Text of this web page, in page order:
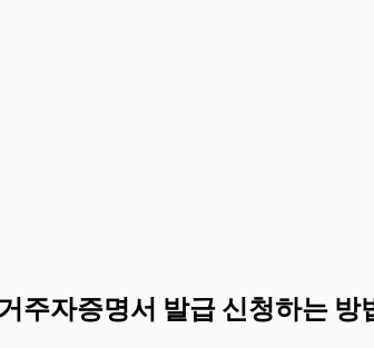
주자증명서 발급 신청하는 방